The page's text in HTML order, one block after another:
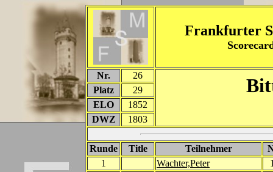
Frankfurter
Nr. 26
Platz
29
ELO
1852
DWZ
1803
Runde Title Teilnehmer
1
Wachter,Peter